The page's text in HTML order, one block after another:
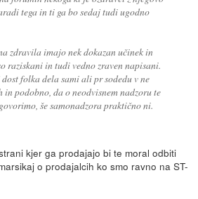
tega in ti ga bo sedaj tudi ugodno
zdravila imajo nek dokazan učinek in
raziskani in tudi vedno zraven napisani.
folka dela sami ali pr sodedu v ne
podobno, da o neodvisnem nadzoru te
še samonadzora praktično ni.
kjer ga prodajajo bi te moral odbiti
o prodajalcih ko smo ravno na ST-